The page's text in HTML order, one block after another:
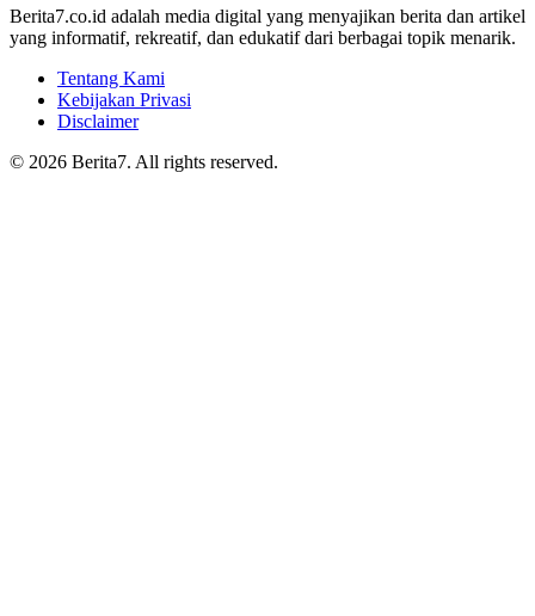
Berita7.co.id adalah media digital yang menyajikan berita dan artikel
yang informatif, rekreatif, dan edukatif dari berbagai topik menarik.
Tentang Kami
Kebijakan Privasi
Disclaimer
© 2026 Berita7. All rights reserved.